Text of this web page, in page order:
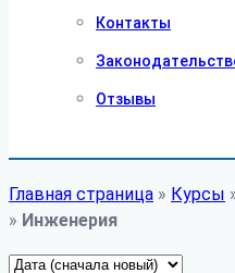
Контакты
Отзывы
Главная страница » Курсы
» Инженерия